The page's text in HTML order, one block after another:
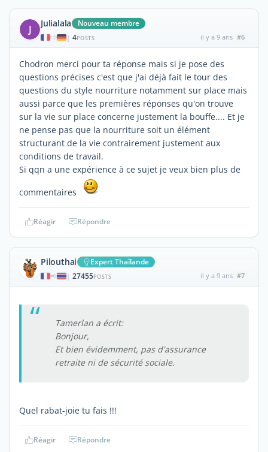
J Julialala Nouveau membre
| 4POSTS il y a 9 ans #6
Chodron merci pour ta réponse mais si je pose des
questions précises c'est que j'ai déjà fait le tour des
questions du style nourriture notamment sur place mais
aussi parce que les premières réponses qu'on trouve
sur la vie sur place concerne justement la bouffe.... Et je
ne pense pas que la nourriture soit un élément
structurant de la vie contrairement justement aux
conditions de travail.
Si qqn a une expérience à ce sujet je veux bien plus de
commentaires
Réagir Répondre
Pilouthai Expert Thaïlande
| 27455POSTS il y a 9 ans #7
Tamerlan a écrit:
Bonjour,
Et bien évidemment, pas d'assurance
retraite ni de sécurité sociale.
Quel rabat-joie tu fais !!!
Réagir Répondre